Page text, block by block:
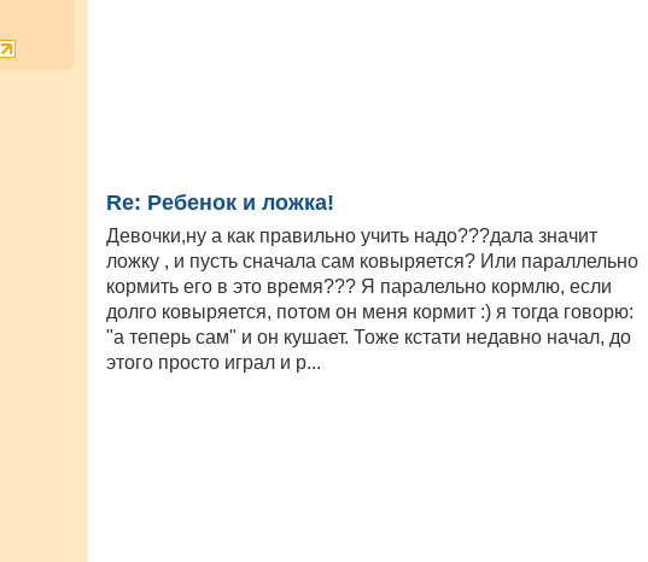
Re: Ребенок и ложка!
Девочки,ну а как правильно учить надо???дала значит
ложку , и пусть сначала сам ковыряется? Или параллельно
кормить его в это время??? Я паралельно кормлю, если
долго ковыряется, потом он меня кормит :) я тогда говорю:
"а теперь сам" и он кушает. Тоже кстати недавно начал, до
этого просто играл и р...